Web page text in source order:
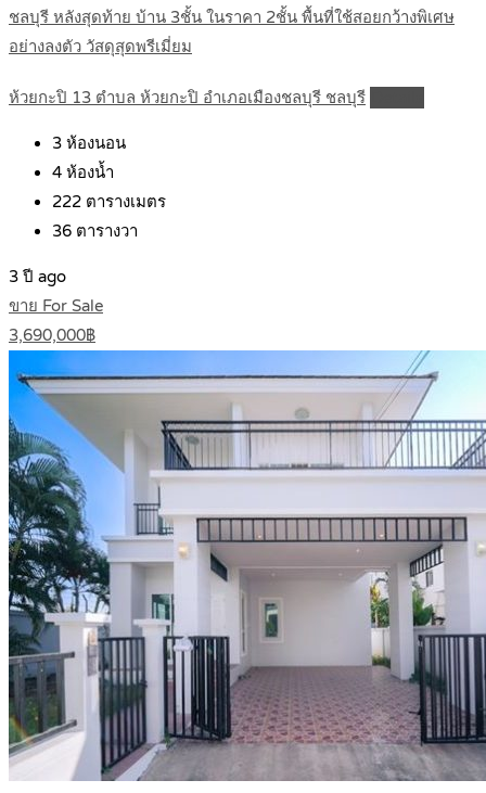
ชลบุรี หลังสุดท้าย บ้าน 3ชั้น ในราคา 2ชั้น พื้นที่ใช้สอยกว้างพิเศษ
อย่างลงตัว วัสดุสุดพรีเมี่ยม
ห้วยกะปิ 13 ตำบล ห้วยกะปิ อำเภอเมืองชลบุรี ชลบุรี
3 ห้องนอน
4 ห้องน้ำ
222 ตารางเมตร
36 ตารางวา
3 ปี ago
ขาย For Sale
3,690,000฿